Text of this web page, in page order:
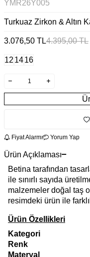
YMR26Y005
Turkuaz Zirkon & Altın
3.076,50 TL4.395,00TL
121416
Fiyat Alarmı Yorum Yap
Ürün Açıklaması
Betina tarafından
ile sınırlı sayıda
malzemeler doğal taş
resimdeki ürün ile
Ürün Özellikleri
Kategori
Renk
Materyal